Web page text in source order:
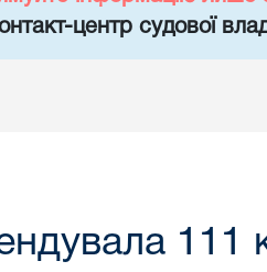
центр судової
111